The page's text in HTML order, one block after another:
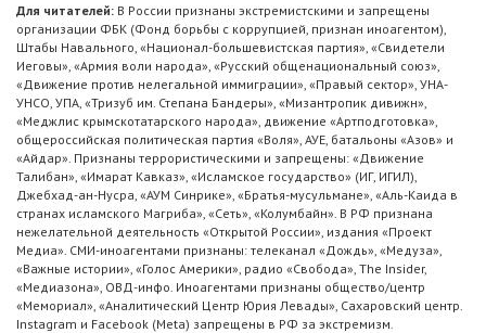
Для читателей: В России признаны экстремистскими и запрещены
организации ФБК (Фонд борьбы с коррупцией, признан иноагентом),
Штабы Навального, «Национал-большевистская партия», «Свидетели
Иеговы», «Армия воли народа», «Русский общенациональный союз»,
«Движение против нелегальной иммиграции», «Правый сектор», УНА-
УНСО, УПА, «Тризуб им. Степана Бандеры», «Мизантропик дивижн»,
«Меджлис крымскотатарского народа», движение «Артподготовка»,
общероссийская политическая партия «Воля», АУЕ, батальоны «Азов» и
«Айдар». Признаны террористическими и запрещены: «Движение
Талибан», «Имарат Кавказ», «Исламское государство» (ИГ, ИГИЛ),
Джебхад-ан-Нусра, «АУМ Синрике», «Братья-мусульмане», «Аль-Каида в
странах исламского Магриба», «Сеть», «Колумбайн». В РФ признана
нежелательной деятельность «Открытой России», издания «Проект
Медиа». СМИ-иноагентами признаны: телеканал «Дождь», «Медуза»,
«Важные истории», «Голос Америки», радио «Свобода», The Insider,
«Медиазона», ОВД-инфо. Иноагентами признаны общество/центр
«Мемориал», «Аналитический Центр Юрия Левады», Сахаровский центр.
Instagram и Facebook (Metа) запрещены в РФ за экстремизм.